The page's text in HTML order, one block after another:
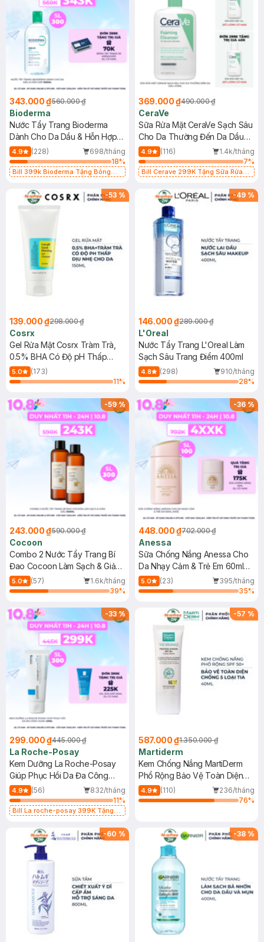
343.000 ₫560.000 ₫
Bioderma
Nước Tẩy Trang Bioderma
Dành Cho Da Dầu & Hỗn Hợp
500ml
4.9 (228)
698/tháng
18%
Bill 399k Bioderma Tặng Bông
369.000 ₫490.000 ₫
CeraVe
Sữa Rửa Mặt CeraVe Sạch Sâu
Cho Da Thường Đến Da Dầu
473ml
4.9 (116)
1.4k/tháng
7%
Bill Cerave 299K Tặng Sữa Rửa
-53 %
139.000 ₫298.000 ₫
Cosrx
Gel Rửa Mặt Cosrx Tràm Trà,
0.5% BHA Có Độ pH Thấp
150ml
5.0
(173)
11%
-49 %
146.000 ₫289.000 ₫
L'Oreal
Nước Tẩy Trang L'Oreal Làm
Sạch Sâu Trang Điểm 400ml
4.8 (298)
910/tháng
28%
-59%
243.000 ₫590.000 ₫
Cocoon
Combo 2 Nước Tẩy Trang Bí
Đao Cocoon Làm Sạch & Giảm
Dầu 500ml
5.0 (57)
1.6k/tháng
39%
-36%
448.000 ₫702.000 ₫
Anessa
Sữa Chống Nắng Anessa Cho
Da Nhạy Cảm & Trẻ Em 60ml
(Mới)
5.0 (23)
395/tháng
35%
-33%
299.000 ₫445.000 ₫
La Roche-Posay
Kem Dưỡng La Roche-Posay
Giúp Phục Hồi Da Đa Công
Dụng 40ml
4.9 (56)
832/tháng
11%
Bill La roche-posay 399K Tặng
(SL có hạn)
-57 %
587.000 ₫1.350.000 ₫
Martiderm
Kem Chống Nắng MartiDerm
Phổ Rộng Bảo Vệ Toàn Diện
40ml
4.9 (110)
236/tháng
76%
-60 % -38 %